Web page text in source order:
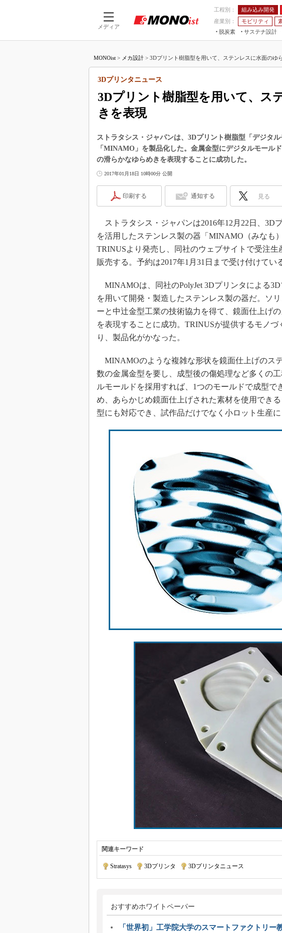
メディア
工程別： 組み込み開発
産業別：
モビリティ
脱炭素
サステナ設計
つながる工場AI×設備保全
日
産
MONOist > メカ設計 > 3Dプリント樹脂型を用いて、ステンレスに水面のゆら
3Dプリント樹脂型を用いて、ス
きを表現
3Dプリンタニュース
ストラタシス・ジャパンは、3Dプリント樹脂型「デジタ
「MINAMO」を製品化した。金属金型にデジタルモール
の滑らかなゆらめきを表現することに成功した。
2017年01月18日 10時00分 公開
印刷する 通知する 見る
ストラタシス・ジャパンは2016年12月22日、3D
を活用したステンレス製の器「MINAMO（みなも
TRINUSより発売し、同社のウェブサイトで受注
販売する。予約は2017年1月31日まで受け付けてい
MINAMOは、同社のPolyJet 3Dプリンタによる
を用いて開発・製造したステンレス製の器だ。ソ
ーと中辻金型工業の技術協力を得て、鏡面仕上げ
を表現することに成功。TRINUSが提供するモノ
り、製品化がかなった。
MINAMOのような複雑な形状を鏡面仕上げのス
数の金属金型を要し、成型後の傷処理など多くの
ルモールドを採用すれば、1つのモールドで成型で
め、あらかじめ鏡面仕上げされた素材を使用でき
型にも対応でき、試作品だけでなく小ロット生産に
関連キーワード
Stratasys 3Dプリンタ 3Dプリンタニュース
おすすめホワイトペーパー
「世界初」工学院大学のスマートファクトリー